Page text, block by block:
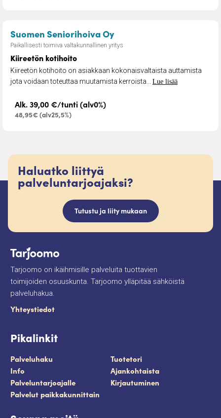
Suomen Seniorihoiva Oy– Kiireetön kotihoito
Paikallisesti toimiva valtakunnallinen yritys
Kiireetön kotihoito
Kiireetön kotihoito on asiakkaan kokonaisvaltaista auttamista
jota voidaan toteuttaa muutamista kerroista... Lue lisää
Alk. 39,00 €/tunti (alv0%)
48,95€ (alv25,5%)
Haluatko liittyä
palveluntarjoajaksi?
Tutustu ja liity mukaan
Tarjoomo on ikäihmisille palveluita tuottavien
toimijoiden osuuskunta. Tarjoomo ylläpitää sähköistä
palveluhakua.
Yhteystiedot
Pikalinkit
Palveluhaku
Tuotetori
Info
Ajankohtaista
Palveluntarjoajalle
Kirjautuminen
Palvelut paikkakunnittain